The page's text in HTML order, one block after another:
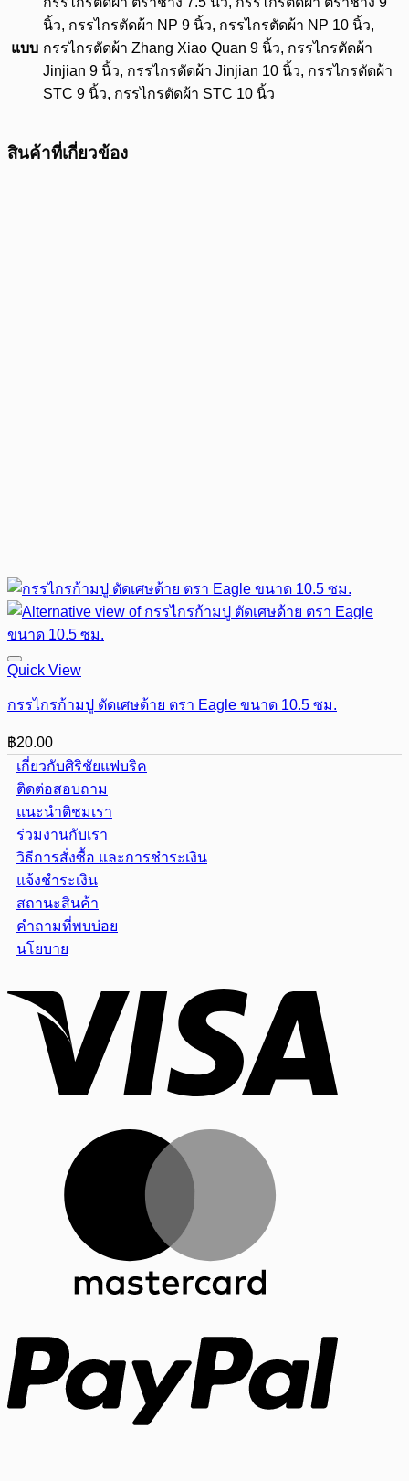
แบบ
นิ้ว, กรรไกรตัดผ้า NP 9 นิ้ว, กรรไกรตัดผ้า NP 10 นิ้ว,
กรรไกรตัดผ้า Zhang Xiao Quan 9 นิ้ว, กรรไกรตัดผ้า
Jinjian 9 นิ้ว, กรรไกรตัดผ้า Jinjian 10 นิ้ว, กรรไกรตัดผ้า
STC 9 นิ้ว, กรรไกรตัดผ้า STC 10 นิ้ว
สินค้าที่เกี่ยวข้อง
Quick View
กรรไกรก้ามปู ตัดเศษด้าย ตรา Eagle ขนาด 10.5 ซม.
฿20.00
เกี่ยวกับศิริชัยแฟบริค
ติดต่อสอบถาม
แนะนำติชมเรา
ร่วมงานกับเรา
วิธีการสั่งซื้อ และการชำระเงิน
แจ้งชำระเงิน
สถานะสินค้า
คำถามที่พบบ่อย
นโยบาย